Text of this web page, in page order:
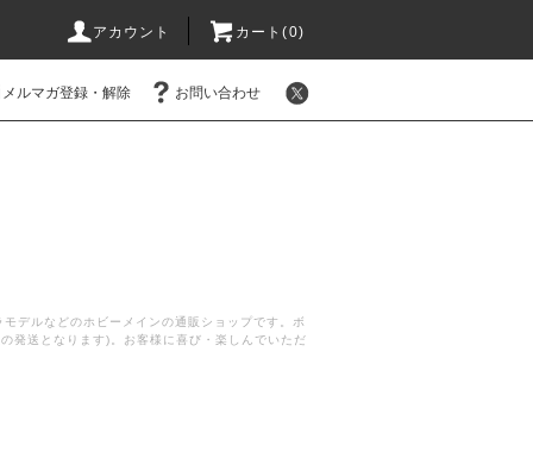
アカウント カート(0)
メルマガ登録・解除 お問い合わせ
デルなどのホビーメインの通販ショップです。ボ
発送となります)。お客様に喜び・楽しんでいただ